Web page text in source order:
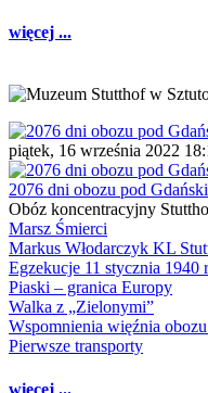
więcej ...
piątek, 16 września 2022
2076 dni obozu pod
Obóz koncentracyjny
Marsz Śmierci
Markus Włodarczyk KL
Egzekucje 11 stycznia 1940
Piaski – granica Europy
Walka z „Zielonymi”
Wspomnienia więźnia
Pierwsze transporty
więcej ...